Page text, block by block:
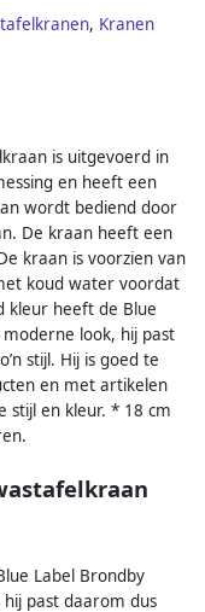
, Kranen
is uitgevoerd in
en heeft een
wordt bediend door
De kraan heeft een
kraan is voorzien van
koud water voordat
kleur heeft de Blue
look, hij past
stijl. Hij is goed te
en met artikelen
stijl en kleur. * 18 cm
Label Brondby
past daarom dus